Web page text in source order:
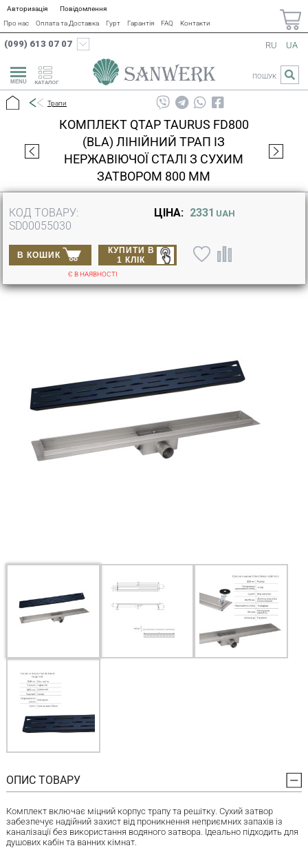
Авторизація
Повідомлення
Про нас
Оплата та Доставка Гурт Гарантія FAQ Контакти
(099) 613 07 07
КАТАЛОГ
RU UA
ПОШУК
Трапи
КОМПЛЕКТ QTAP TAURUS FD800
(BLA) ЛІНІЙНИЙ ТРАП ІЗ
НЕРЖАВІЮЧОЇ СТАЛІ З СУХИМ
ЗАТВОРОМ 800 ММ
КОД ТОВАРУ:
SD00055030
ЦІНА: 2331 UAH
В КОШИК
КУПИТИ В
1 КЛІК
Є В НАЯВНОСТІ
ОПИС ТОВАРУ
Комплект включає міцний корпус трапу та решітку. Сухий затвор
забезпечує надійний захист від проникнення неприємних запахів із
каналізації без використання водяного затвора. Ідеально підходить для
душових кабін та ванних кімнат.